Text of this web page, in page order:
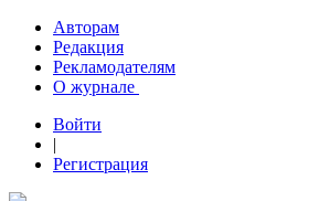
Авторам
Редакция
Рекламодателям
О журнале
Войти
|
Регистрация